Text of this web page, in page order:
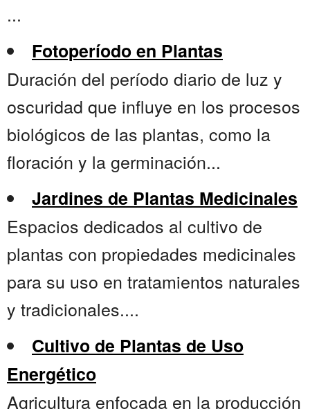
...
Fotoperíodo en Plantas
Duración del período diario de luz y
oscuridad que influye en los procesos
biológicos de las plantas, como la
floración y la germinación...
Jardines de Plantas Medicinales
Espacios dedicados al cultivo de
plantas con propiedades medicinales
para su uso en tratamientos naturales
y tradicionales....
Cultivo de Plantas de Uso
Energético
Agricultura enfocada en la producción